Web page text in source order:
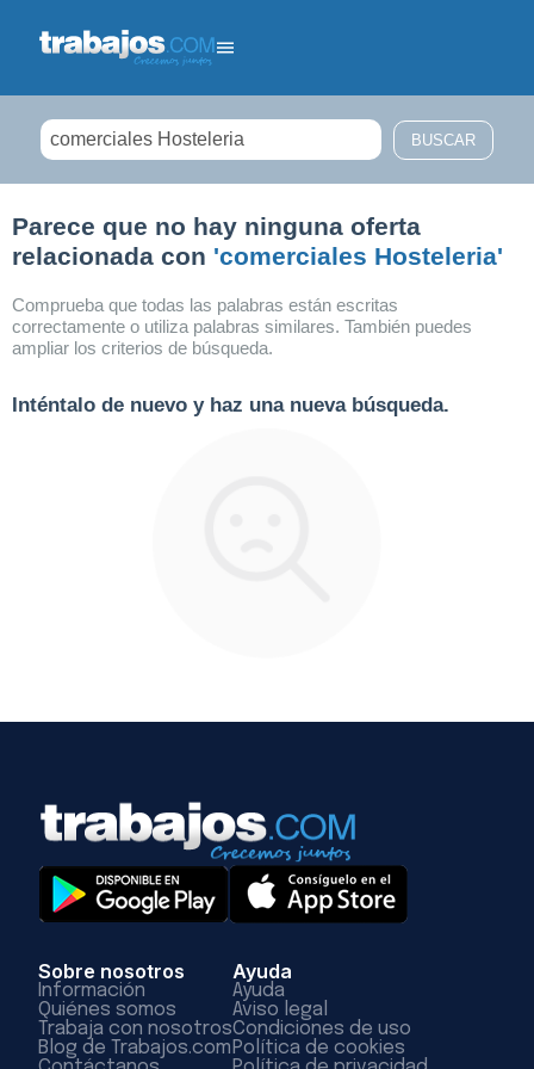
Parece que no hay ninguna oferta
relacionada con 'comerciales Hosteleria'
Comprueba que todas las palabras están escritas
correctamente o utiliza palabras similares. También puedes
ampliar los criterios de búsqueda.
Inténtalo de nuevo y haz una nueva búsqueda.
Sobre nosotros
Información
Quiénes somos
Trabaja con nosotros
Blog de Trabajos.com
Ayuda
Ayuda
Aviso legal
Condiciones de uso
Política de cookies